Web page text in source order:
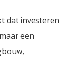
dat investeren
een